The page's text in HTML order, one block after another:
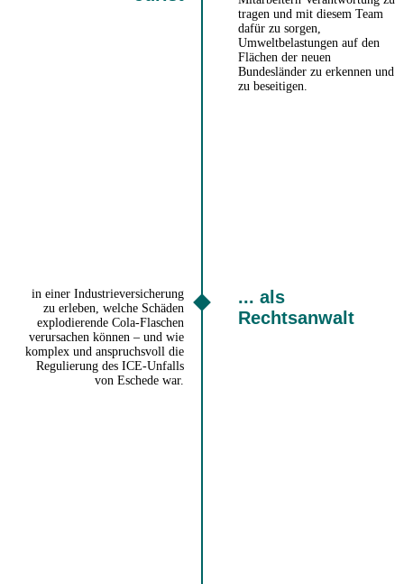
tragen und mit diesem Team
dafür zu sorgen,
Umweltbelastungen auf den
Flächen der neuen
Bundesländer zu erkennen und
zu beseitigen.
in einer Industrieversicherung
zu erleben, welche Schäden
explodierende Cola-Flaschen
verursachen können – und wie
komplex und anspruchsvoll die
Regulierung des ICE-Unfalls
von Eschede war.
... als
Rechtsanwalt